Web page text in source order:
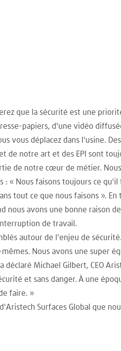
que la sécurité est une
papiers, d'une vidéo
déplacez dans l'usine.
notre art et des EPI sont
de notre cœur de métier.
: « Nous faisons toujours ce
tout ce que nous faisons ».
nous avons une bonne raison
de travail.
autour de l'enjeu de
Nous avons une super
déclaré Michael Gilbert, CEO
et sans danger. À une
faire. »
Surfaces Global que